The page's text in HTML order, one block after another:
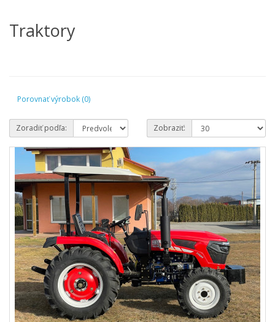
Traktory
Porovnať výrobok (0)
Zoradiť podľa: Zobraziť: